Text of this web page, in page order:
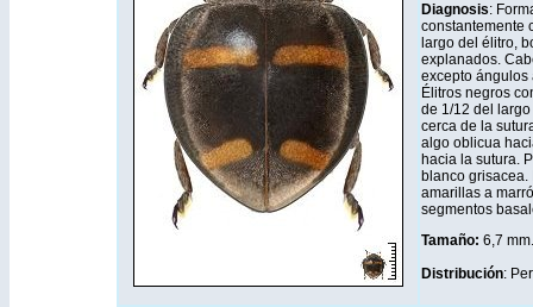
Diagnosis:
constantemente
largo del élitro,
explanados.
excepto ángulos
Élitros negros
de 1/12 del
cerca de la
algo oblicua
hacia la sutura.
blanco
amarillas a
segmentos
Tamaño: 6,7 mm.
Distribución: